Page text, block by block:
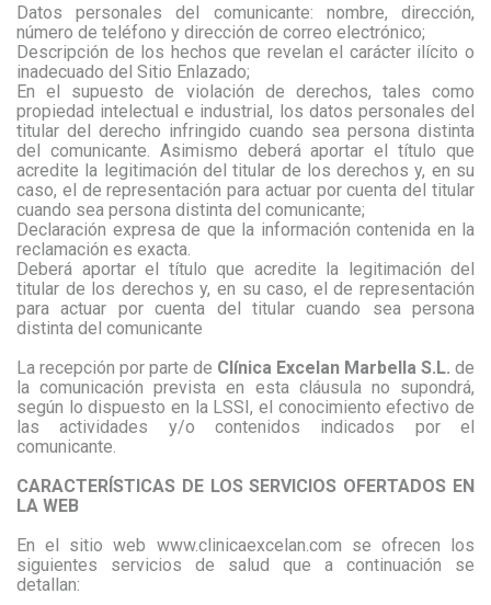
Datos personales del comunicante: nombre, dirección,
número de teléfono y dirección de correo electrónico;
Descripción de los hechos que revelan el carácter ilícito o
inadecuado del Sitio Enlazado;
En el supuesto de violación de derechos, tales como
propiedad intelectual e industrial, los datos personales del
titular del derecho infringido cuando sea persona distinta
del comunicante. Asimismo deberá aportar el título que
acredite la legitimación del titular de los derechos y, en su
caso, el de representación para actuar por cuenta del titular
cuando sea persona distinta del comunicante;
Declaración expresa de que la información contenida en la
reclamación es exacta.
Deberá aportar el título que acredite la legitimación del
titular de los derechos y, en su caso, el de representación
para actuar por cuenta del titular cuando sea persona
distinta del comunicante
La recepción por parte de Clínica Excelan Marbella S.L. de
la comunicación prevista en esta cláusula no supondrá,
según lo dispuesto en la LSSI, el conocimiento efectivo de
las actividades y/o contenidos indicados por el
comunicante.
CARACTERÍSTICAS DE LOS SERVICIOS OFERTADOS EN
LA WEB
En el sitio web www.clinicaexcelan.com se ofrecen los
siguientes servicios de salud que a continuación se
detallan: